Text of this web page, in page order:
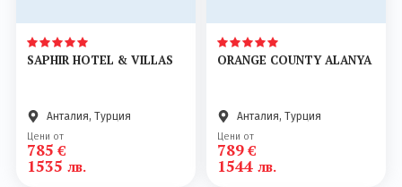
SAPHIR HOTEL & VILLAS
Анталия, Турция
Цени от
785 €
1535 лв.
ORANGE COUNTY ALANYA
Анталия, Турция
Цени от
789 €
1544 лв.